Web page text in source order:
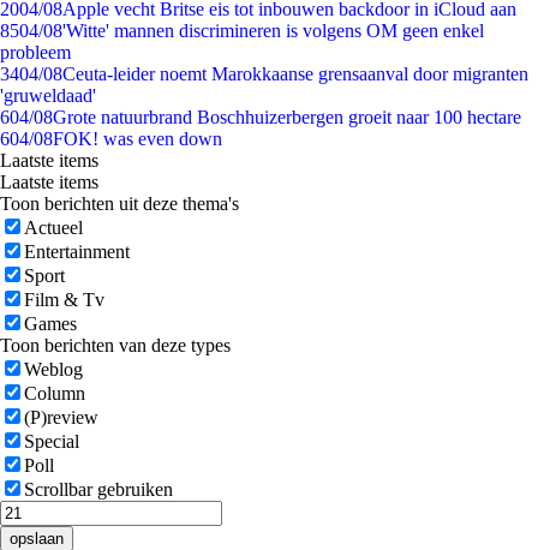
2004/08Apple vecht Britse eis tot inbouwen backdoor in iCloud aan
8504/08'Witte' mannen discrimineren is volgens OM geen enkel
probleem
3404/08Ceuta-leider noemt Marokkaanse grensaanval door migranten
'gruweldaad'
604/08Grote natuurbrand Boschhuizerbergen groeit naar 100 hectare
604/08FOK! was even down
Laatste items
Laatste items
Toon berichten uit deze thema's
Actueel
Entertainment
Sport
Film & Tv
Games
Toon berichten van deze types
Weblog
Column
(P)review
Special
Poll
Scrollbar gebruiken
opslaan